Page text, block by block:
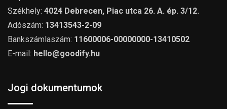
Székhely: 4024 Debrecen, Piac utca 26. A. ép. 3/12.
Adószám: 13413543-2-09
Bankszámlaszám: 11600006-00000000-13410502
E-mail: hello@goodify.hu
Jogi dokumentumok